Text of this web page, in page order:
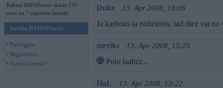
Pašreiz BMWPower skatās 130
viesi un 7 reģistrēti lietotāji.
Ienākt BMWPower
• Pieslēgties
• Reģistrēties
• Aizmirsi paroli?
Duke 13. Apr 2008, 18:06
Ja karbons ta nolietotos, tad diez vai
meriks 13. Apr 2008, 15:25
Polo laabzz...
HaL 13. Apr 2008, 13:22